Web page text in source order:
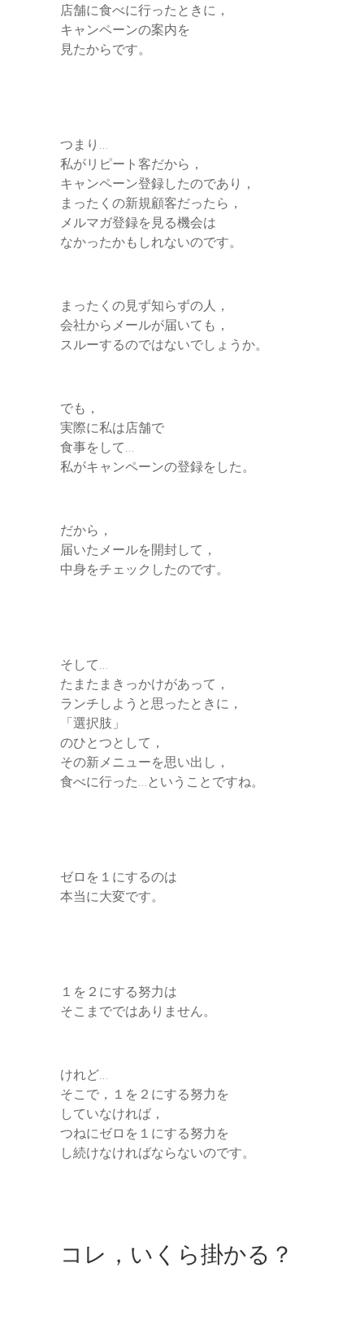
店舗に食べに行ったときに，
キャンペーンの案内を
見たからです。
つまり…
私がリピート客だから，
キャンペーン登録したのであり，
まったくの新規顧客だったら，
メルマガ登録を見る機会は
なかったかもしれないのです。
まったくの見ず知らずの人，
会社からメールが届いても，
スルーするのではないでしょうか。
でも，
実際に私は店舗で
食事をして…
私がキャンペーンの登録をした。
だから，
届いたメールを開封して，
中身をチェックしたのです。
そして…
たまたまきっかけがあって，
ランチしようと思ったときに，
「選択肢」
のひとつとして，
その新メニューを思い出し，
食べに行った…ということですね。
ゼロを１にするのは
本当に大変です。
１を２にする努力は
そこまでではありません。
けれど…
そこで，１を２にする努力を
していなければ，
つねにゼロを１にする努力を
し続けなければならないのです。
コレ，いくら掛かる？